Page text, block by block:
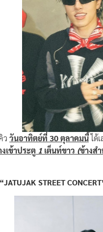
ว วันอาทิตย์ที่ 30 ตุลาคมนี้ได้
เข้าประตู 1 เต็นท์ขาว (ข้างส
“JATUJAK STREET